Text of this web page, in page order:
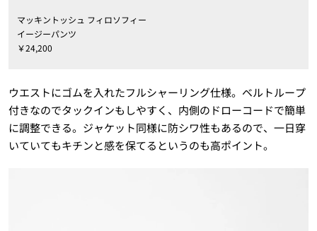
マッキントッシュ フィロソフィー
イージーパンツ
￥24,200
ウエストにゴムを入れたフルシャーリング仕様。ベルトループ
付きなのでタックインもしやすく、内側のドローコードで簡単
に調整できる。ジャケット同様に防シワ性もあるので、一日穿
いていてもキチンと感を保てるというのも高ポイント。